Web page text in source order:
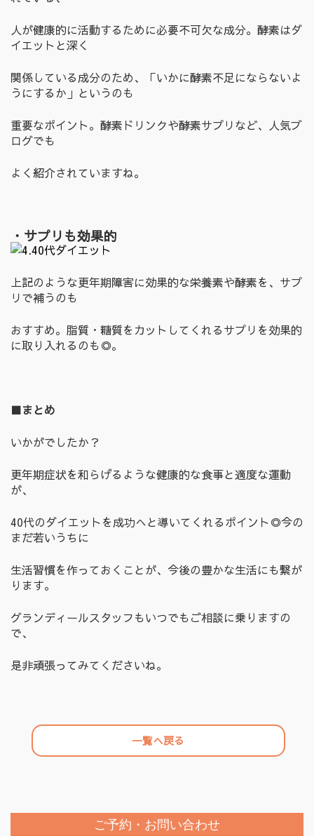
人が健康的に活動するために必要不可欠な成分。酵素はダ
イエットと深く
関係している成分のため、「いかに酵素不足にならないよ
うにするか」というのも
重要なポイント。酵素ドリンクや酵素サプリなど、人気ブ
ログでも
よく紹介されていますね。
・サプリも効果的
上記のような更年期障害に効果的な栄養素や酵素を、サプ
リで補うのも
おすすめ。脂質・糖質をカットしてくれるサプリを効果的
に取り入れるのも◎。
■まとめ
いかがでしたか？
更年期症状を和らげるような健康的な食事と適度な運動
が、
40代のダイエットを成功へと導いてくれるポイント◎今の
まだ若いうちに
生活習慣を作っておくことが、今後の豊かな生活にも繋が
ります。
グランディールスタッフもいつでもご相談に乗りますの
で、
是非頑張ってみてくださいね。
一覧へ戻る
ご予約・お問い合わせ